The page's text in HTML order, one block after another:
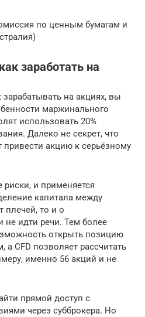
по ценным бумагам и
заработать на
на акциях, вы
маржинального
использовать 20%
Далеко не секрет, что
акцию к серьёзному
и применяется
капитала между
плечей, то и о
идти речи. Тем более
открыть позицию
CFD позволяет рассчитать
именно 56 акций и не
прямой доступ с
через субброкера. Но